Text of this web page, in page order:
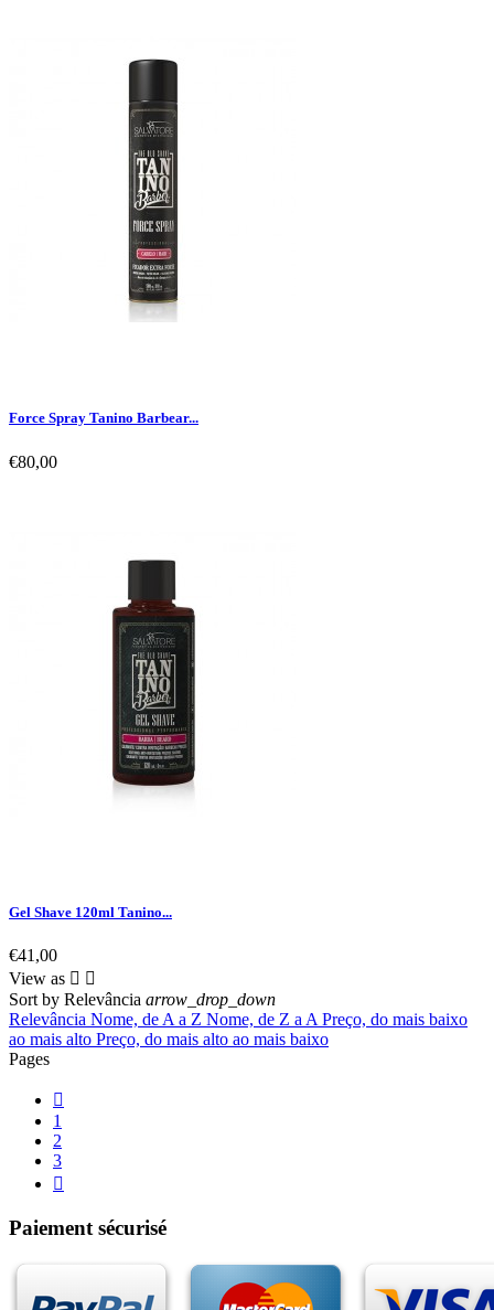
Force Spray Tanino Barbear...
€80,00
Gel Shave 120ml Tanino...
€41,00
View as  
Sort by Relevância arrow_drop_down
Relevância Nome, de A a Z Nome, de Z a A Preço, do mais baixo
ao mais alto Preço, do mais alto ao mais baixo
Pages

1
2
3

Paiement sécurisé